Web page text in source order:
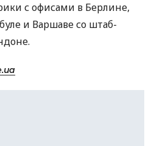
с офисами в Берлине,
и Варшаве со штаб-